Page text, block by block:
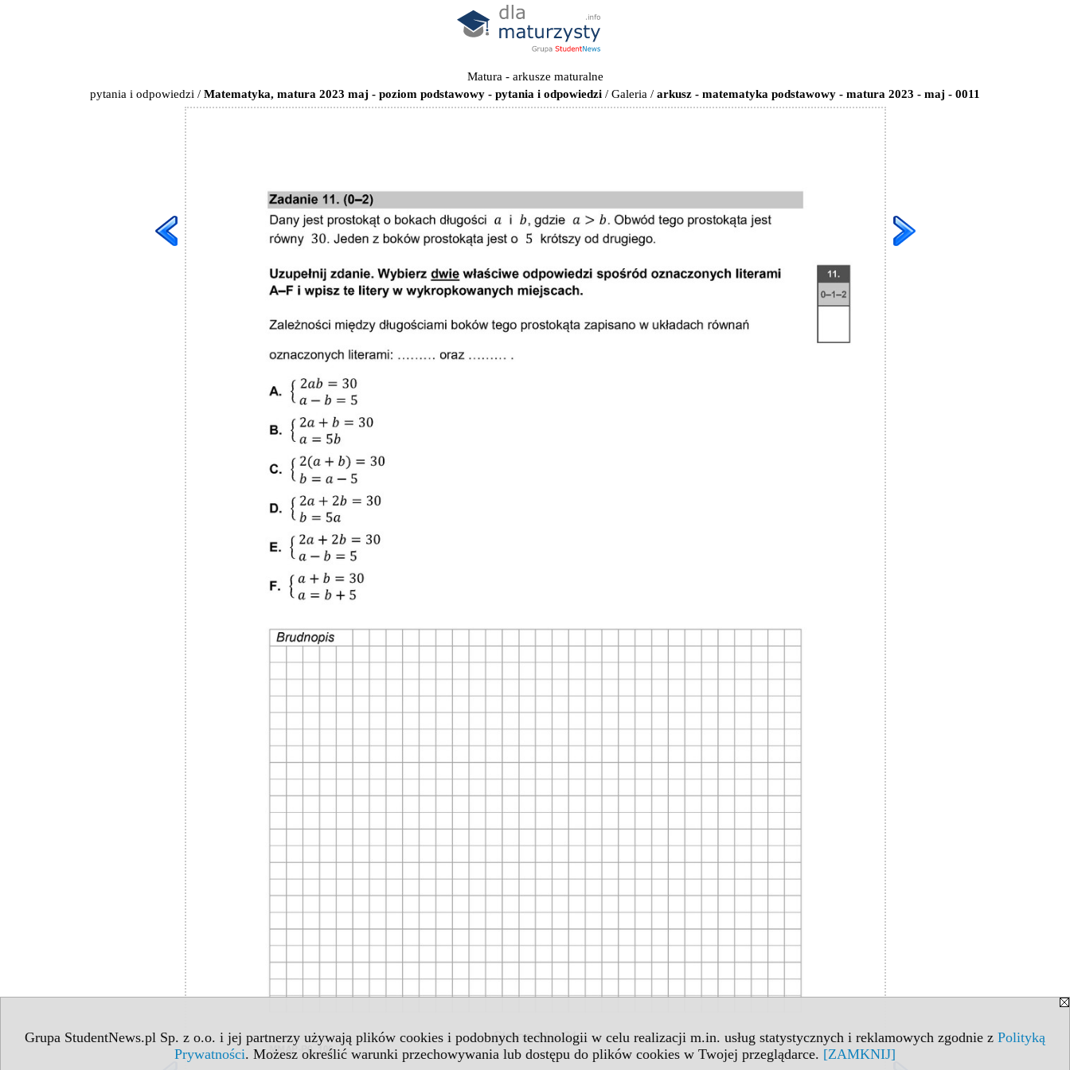
Grupa StudentNews.pl Sp. z o.o. i jej partnerzy używają plików cookies i podobnych technologii w celu realizacji m.in. usług statystycznych i reklamowych zgodnie z Polityką
Prywatności. Możesz określić warunki przechowywania lub dostępu do plików cookies w Twojej przeglądarce. [ZAMKNIJ]
Matura - arkusze maturalne
pytania i odpowiedzi / Matematyka, matura 2023 maj - poziom podstawowy - pytania i odpowiedzi / Galeria / arkusz - matematyka podstawowy - matura 2023 - maj - 0011